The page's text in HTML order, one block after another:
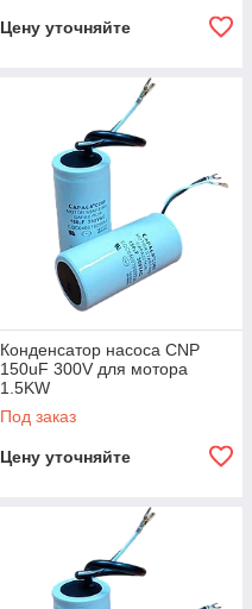
Цену уточняйте
Конденсатор насоса CNP
150uF 300V для мотора
1.5KW
Под заказ
Цену уточняйте